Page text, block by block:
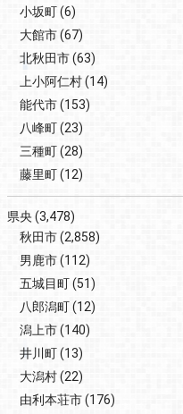
小坂町(6)
大館市(67)
北秋田市(63)
上小阿仁村(14)
能代市(153)
八峰町(23)
三種町(28)
藤里町(12)
県央(3,478)
秋田市(2,858)
男鹿市(112)
五城目町(51)
八郎潟町(12)
潟上市(140)
井川町(13)
大潟村(22)
由利本荘市(176)